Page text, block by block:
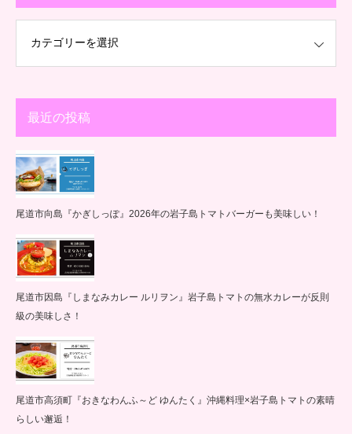
最近の投稿
尾道市向島『かぎしっぽ』2026年の岩子島トマトバーガーも美味しい！
尾道市因島『しまなみカレー ルリヲン』岩子島トマトの無水カレーが反則
級の美味しさ！
尾道市高須町『おきなわんふ～ど ゆんたく』沖縄料理×岩子島トマトの素晴
らしい邂逅！